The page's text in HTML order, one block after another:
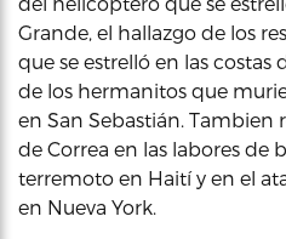
Grande, el hallazgo de los
que se estrelló en las costas
de los hermanitos que
en San Sebastián.
de Correa en las labores de
terremoto en Haití y en el
en Nueva York.